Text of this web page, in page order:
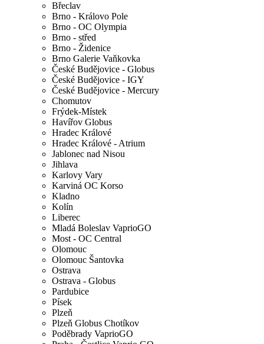
Břeclav
Brno - Královo Pole
Brno - OC Olympia
Brno - střed
Brno - Židenice
Brno Galerie Vaňkovka
České Budějovice - Globus
České Budějovice - IGY
České Budějovice - Mercury
Chomutov
Frýdek-Místek
Havířov Globus
Hradec Králové
Hradec Králové - Atrium
Jablonec nad Nisou
Jihlava
Karlovy Vary
Karviná OC Korso
Kladno
Kolín
Liberec
Mladá Boleslav VaprioGO
Most - OC Central
Olomouc
Olomouc Šantovka
Ostrava
Ostrava - Globus
Pardubice
Písek
Plzeň
Plzeň Globus Chotíkov
Poděbrady VaprioGO